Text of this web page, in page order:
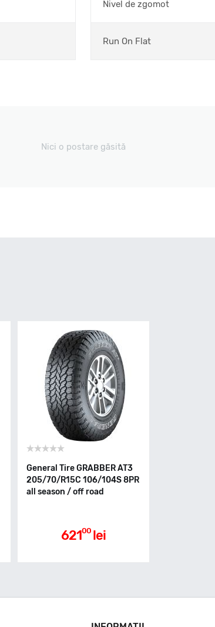
Nivel de zgomot
Run On Flat
Nici o postare găsită
General Tire GRABBER AT3
205/70/R15C 106/104S 8PR
all season / off road
62100 lei